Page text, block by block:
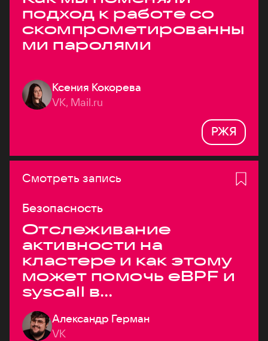
подход к работе со
скомпрометированны
ми паролями
Ксения Кокорева
VK, Mail.ru
РЖЯ
Смотреть запись
Безопасность
Отслеживание
активности на
кластере и как этому
может помочь eBPF и
syscall в
высоконагруженных
системах
Александр Герман
VK